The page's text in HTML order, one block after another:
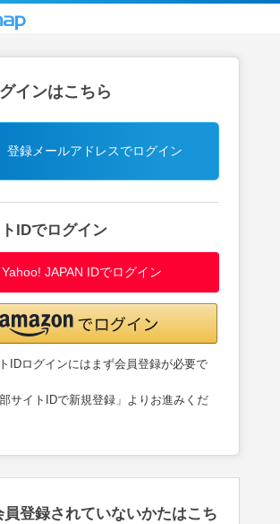
インはこちら
登録メールアドレスでログイン
IDでログイン
Yahoo! JAPAN IDでログイン
IDログインにはまず会員登録が必要で
サイトIDで新規登録」よりお進みくだ
員登録されていないかたはこち